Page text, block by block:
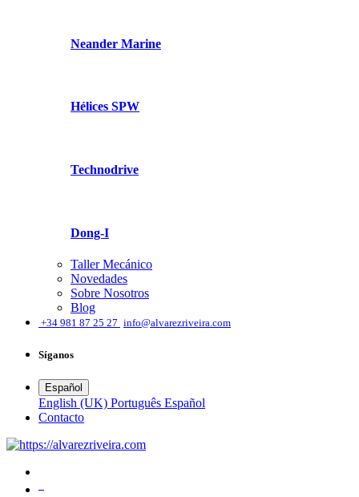
Neander Marine
Hélices SPW
Technodrive
Dong-I
Taller Mecánico
Novedades
Sobre Nosotros
Blog
+34 981 87 25 27 info@alvarezriveira.com
Síganos
Español
English (UK) Português Español
​Contacto